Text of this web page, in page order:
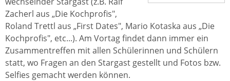
Zacherl aus „Die Kochprofis",
Roland Trettl aus „First Dates", Mario Kotaska aus „Die
Kochprofis", etc...). Am Vortag findet dann immer ein
Zusammentreffen mit allen Schülerinnen und Schülern
statt, wo Fragen an den Stargast gestellt und Fotos bzw.
Selfies gemacht werden können.